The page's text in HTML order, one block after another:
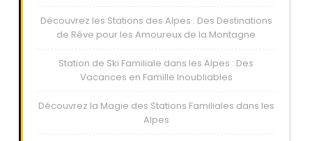
Découvrez les Stations des Alpes : Des Destinations
de Rêve pour les Amoureux de la Montagne
Station de Ski Familiale dans les Alpes : Des
Vacances en Famille Inoubliables
Découvrez la Magie des Stations Familiales dans les
Alpes